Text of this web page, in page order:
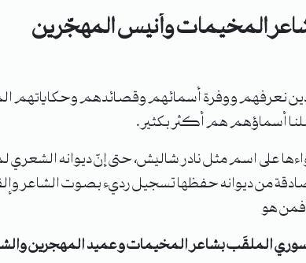
المخيماتوأنيس المهجّرين
نعرفهم ووفرة أسمائهم وقصائدهم وحكاياتهم
أسماؤهم هم أكثر بكثير.
على اسم مثل نادر شاليش، حتى إنّ ديوانه
صادقة من ديوانه حفظها تسجيل رديء بصوت الشاعر
فمن هو
الملقَب بشاعر المخيمات وعميد المهجرين